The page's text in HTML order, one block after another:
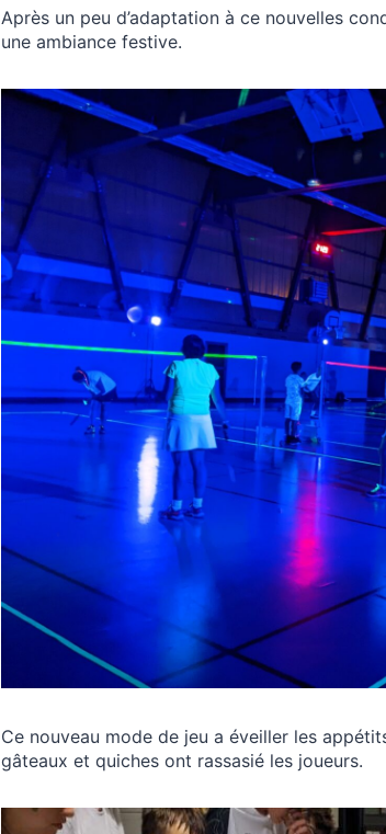
Après un peu d’adaptation à ce nouvelles
une ambiance festive.
Ce nouveau mode de jeu a éveiller les
gâteaux et quiches ont rassasié les joueurs.